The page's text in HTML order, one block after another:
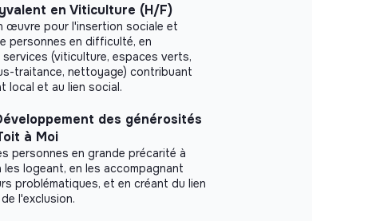
en Viticulture (H/F)
œuvre pour l'insertion sociale et
personnes en difficulté, en
(viticulture, espaces verts,
traitance, nettoyage) contribuant
local et au lien social.
des générosités
à Moi
personnes en grande précarité à
les logeant, en les accompagnant
problématiques, et en créant du lien
l'exclusion.